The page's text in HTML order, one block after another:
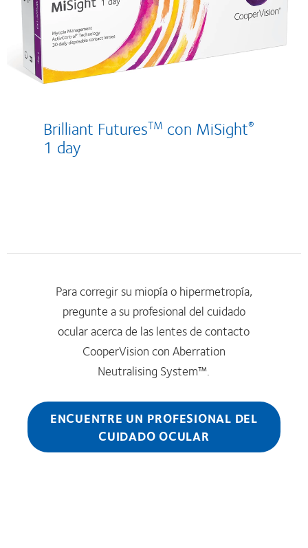
Brilliant FuturesTM con MiSight®
1 day
Para corregir su miopía o hipermetropía,
pregunte a su profesional del cuidado
ocular acerca de las lentes de contacto
CooperVision con Aberration
Neutralising System™.
ENCUENTRE UN PROFESIONAL DEL
CUIDADO OCULAR